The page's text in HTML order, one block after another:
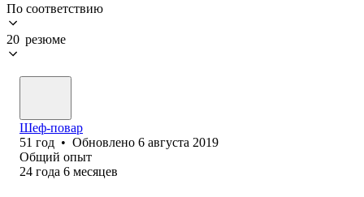
По соответствию
20 резюме
Шеф-повар
51 год • Обновлено 6 августа 2019
Общий опыт
24 года 6 месяцев